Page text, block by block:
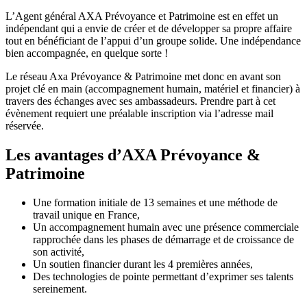
L’Agent général AXA Prévoyance et Patrimoine est en effet un
indépendant qui a envie de créer et de développer sa propre affaire
tout en bénéficiant de l’appui d’un groupe solide. Une indépendance
bien accompagnée, en quelque sorte !
Le réseau Axa Prévoyance & Patrimoine met donc en avant son
projet clé en main (accompagnement humain, matériel et financier) à
travers des échanges avec ses ambassadeurs. Prendre part à cet
évènement requiert une préalable inscription via l’adresse mail
réservée.
Les avantages d’AXA Prévoyance &
Patrimoine
Une formation initiale de 13 semaines et une méthode de
travail unique en France,
Un accompagnement humain avec une présence commerciale
rapprochée dans les phases de démarrage et de croissance de
son activité,
Un soutien financier durant les 4 premières années,
Des technologies de pointe permettant d’exprimer ses talents
sereinement.